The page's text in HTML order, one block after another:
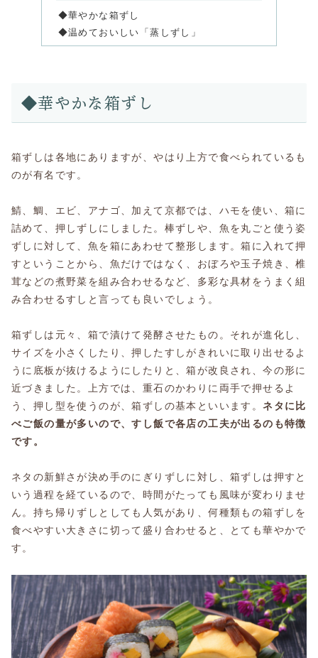
◆華やかな箱ずし
◆温めておいしい「蒸しずし」
◆華やかな箱ずし
箱ずしは各地にありますが、やはり上方で食べられているも
のが有名です。
鯖、鯛、エビ、アナゴ、加えて京都では、ハモを使い、箱に
詰めて、押しずしにしました。棒ずしや、魚を丸ごと使う姿
ずしに対して、魚を箱にあわせて整形します。箱に入れて押
すということから、魚だけではなく、おぼろや玉子焼き、椎
茸などの煮野菜を組み合わせるなど、多彩な具材をうまく組
み合わせるすしと言っても良いでしょう。
箱ずしは元々、箱で漬けて発酵させたもの。それが進化し、
サイズを小さくしたり、押したすしがきれいに取り出せるよ
うに底板が抜けるようにしたりと、箱が改良され、今の形に
近づきました。上方では、重石のかわりに両手で押せるよ
う、押し型を使うのが、箱ずしの基本といいます。ネタに比
べご飯の量が多いので、すし飯で各店の工夫が出るのも特徴
です。
ネタの新鮮さが決め手のにぎりずしに対し、箱ずしは押すと
いう過程を経ているので、時間がたっても風味が変わりませ
ん。持ち帰りずしとしても人気があり、何種類もの箱ずしを
食べやすい大きさに切って盛り合わせると、とても華やかで
す。